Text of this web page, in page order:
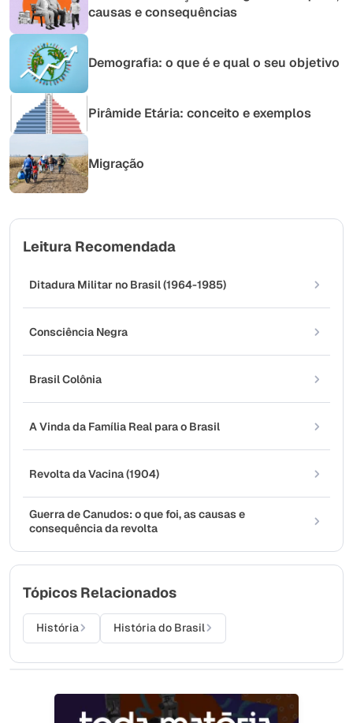
causas e consequências
Demografia: o que é e qual o seu objetivo
Pirâmide Etária: conceito e exemplos
Migração
Leitura Recomendada
Ditadura Militar no Brasil (1964-1985)
Consciência Negra
Brasil Colônia
A Vinda da Família Real para o Brasil
Revolta da Vacina (1904)
Guerra de Canudos: o que foi, as causas e
consequência da revolta
Tópicos Relacionados
História História do Brasil